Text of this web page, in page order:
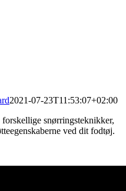
2021-07-23T11:53:07+02:00
snørringsteknikker,
ved dit fodtøj.